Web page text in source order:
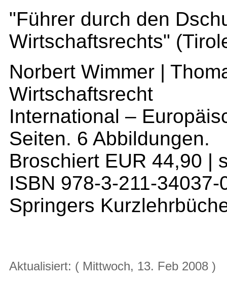
"Führer durch den
Wirtschaftsrechts"
Norbert Wimmer |
Wirtschaftsrecht
International –
Seiten. 6 Abbildungen.
Broschiert EUR 44,90 |
ISBN 978-3-211-34037-
Springers
Aktualisiert: ( Mittwoch, 13. Feb 2008 )